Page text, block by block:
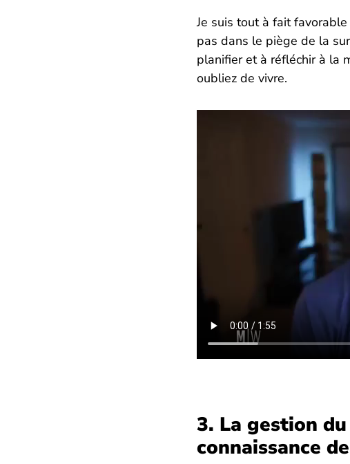
Je suis tout à fait
pas dans le piège de la
planifier et à réfléchir à la
oubliez de vivre.
3. La gestion
connaissance